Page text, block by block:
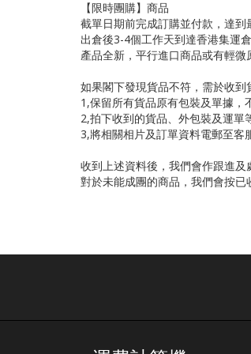
【限時團購】商品
截單日期前完成訂購並付款，達
出倉後3-4個工作天到達香港集運
產品全新，平行進口商品或有輕
如果閣下發現貨品不符，需於收到
1,保留所有貨品原有包裝及單據
2,拍下收到的貨品、外包裝及運單
3,將相關相片及訂單資料電郵至客
收到上述資料後，我們會作跟進及
對於未能成團的商品，我們會按已